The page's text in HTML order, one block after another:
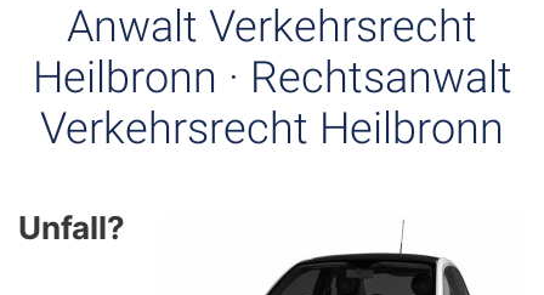
Anwalt Verkehrsrecht
Heilbronn · Rechtsanwalt
Verkehrsrecht Heilbronn
Unfall?